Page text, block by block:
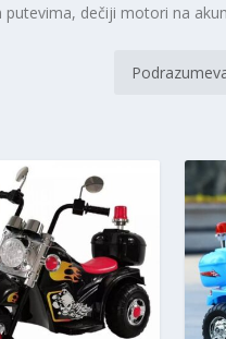
dečiji motori na